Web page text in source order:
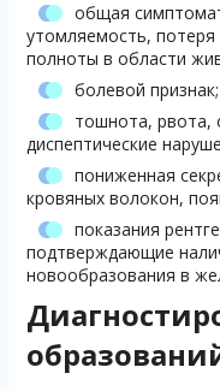
общая
утомляемость,
полноты в области
болевой признак;
тошнота, рвота,
диспептические
пониженная
кровяных волокон,
показания
подтверждающие
новообразования в